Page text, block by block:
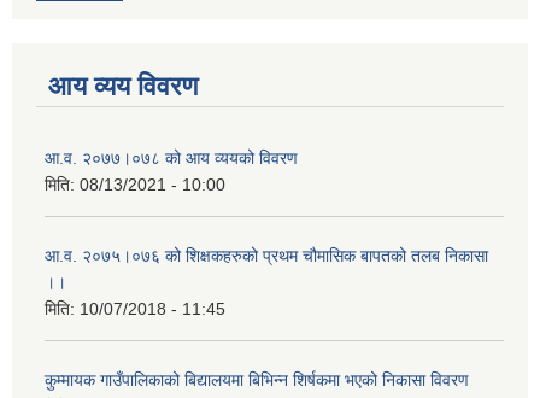
आय व्यय विवरण
आ.व. २०७७।०७८ को आय व्ययको विवरण
मिति: 08/13/2021 - 10:00
आ.व. २०७५।०७६ को शिक्षकहरुको प्रथम चौमासिक बापतको तलब निकासा
।।
मिति: 10/07/2018 - 11:45
कुम्मायक गाउँपालिकाको बिद्यालयमा बिभिन्न शिर्षकमा भएको निकासा विवरण